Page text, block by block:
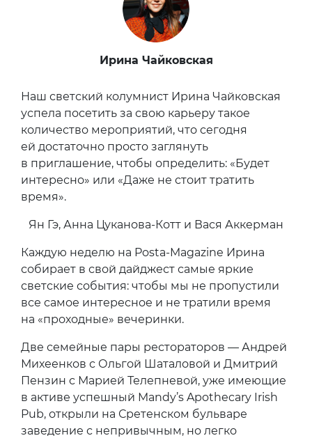
Ирина Чайковская
Наш светский колумнист Ирина Чайковская
успела посетить за свою карьеру такое
количество мероприятий, что сегодня
ей достаточно просто заглянуть
в приглашение, чтобы определить: «Будет
интересно» или «Даже не стоит тратить
время».
Ян Гэ, Анна Цуканова-Котт и Вася Аккерман
Каждую неделю на Posta-Magazine Ирина
собирает в свой дайджест самые яркие
светские события: чтобы мы не пропустили
все самое интересное и не тратили время
на «проходные» вечеринки.
Две семейные пары рестораторов — Андрей
Михеенков с Ольгой Шаталовой и Дмитрий
Пензин с Марией Телепневой, уже имеющие
в активе успешный Mandy’s Apothecary Irish
Pub, открыли на Сретенском бульваре
заведение с непривычным, но легко